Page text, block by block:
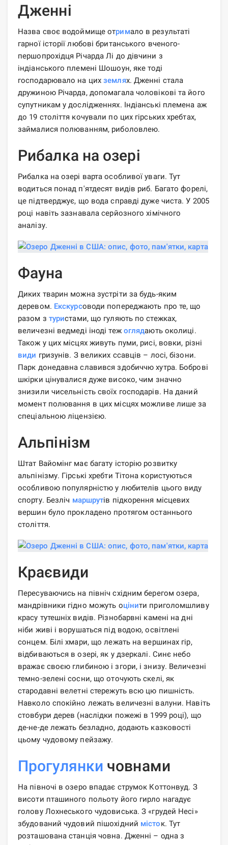
Дженні
Назва своє водоймище отримало в результаті
гарної історії любові британського вченого-
першопрохідця Річарда Лі до дівчини з
індіанського племені Шошоун, яке тоді
господарювало на цихземлях. Дженні стала
дружиною Річарда, допомагала чоловікові та його
супутникам у дослідженнях. Індіанські племена аж
до 19 століття кочували по цих гірських хребтах,
займалися полюванням, риболовлею.
Рибалка на озері
Рибалка на озері варта особливої ​​уваги. Тут
водиться понад п'ятдесят видів риб. Багато форелі,
це підтверджує, що вода справді дуже чиста. У 2005
році навіть зазнавала серйозного хімічного
аналізу.
Фауна
Диких тварин можна зустріти за будь-яким
деревом. Екскурсоводи попереджають про те, що
разом з туристами, що гуляють по стежках,
величезні ведмеді іноді теж оглядають околиці.
Також у цих місцях живуть пуми, рисі, вовки, різні
види гризунів. З великих ссавців – лосі, бізони.
Парк донедавна славився здобиччю хутра. Боброві
шкірки цінувалися дуже високо, чим значно
знизили чисельність своїх господарів. На даний
момент полювання в цих місцях можливе лише за
спеціальною ліцензією.
Альпінізм
Штат Вайомінг має багату історію розвитку
альпінізму. Гірські хребти Тітона користуються
особливою популярністю у любителів цього виду
спорту. Безліч маршрутів підкорення місцевих
вершин було прокладено протягом останнього
століття.
Краєвиди
Пересуваючись на північ східним берегом озера,
мандрівники гідно можуть оцінити приголомшливу
красу тутешніх видів. Різнобарвні камені на дні
ніби живі і ворушаться під водою, освітлені
сонцем. Білі хмари, що лежать на вершинах гір,
відбиваються в озері, як у дзеркалі. Синє небо
вражає своєю глибиною і згори, і знизу. Величезні
темно-зелені сосни, що оточують скелі, як
стародавні велетні стережуть всю цю пишність.
Навколо спокійно лежать величезні валуни. Навіть
стовбури дерев (наслідки пожежі в 1999 році), що
де-не-де лежать безладно, додають казковості
цьому чудовому пейзажу.
Прогулянки човнами
На півночі в озеро впадає струмок Коттонвуд. З
висоти пташиного польоту його гирло нагадує
голову Лохнеського чудовиська. З «грудей Несі»
збудований чудовий пішохідний місток. Тут
розташована станція човна. Дженні – одна з